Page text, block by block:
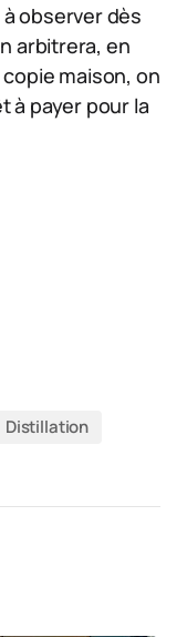
observer dès
arbitrera, en
maison, on
à payer pour la
Distillation